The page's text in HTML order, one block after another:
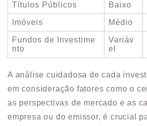
Títulos Públicos Baixo
Imóveis Médio
Fundos de Investime
nto
Variáv
el
A análise cuidadosa de cada
em consideração fatores como o
as perspectivas de mercado e as
empresa ou do emissor, é crucial